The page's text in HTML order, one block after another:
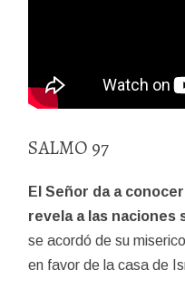
SALMO 97
El Señor da a
revela a las naciones
se acordó de su
en favor de la casa de